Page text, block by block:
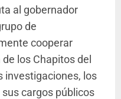
al gobernador
de
cooperar
los Chapitos del
investigaciones, los
cargos públicos